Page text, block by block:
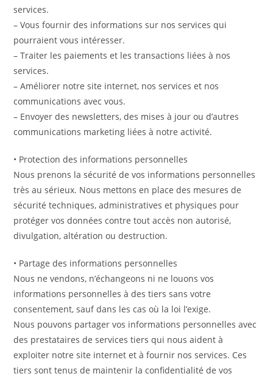
services.
– Vous fournir des informations sur nos services qui
pourraient vous intéresser.
– Traiter les paiements et les transactions liées à nos
services.
– Améliorer notre site internet, nos services et nos
communications avec vous.
– Envoyer des newsletters, des mises à jour ou d’autres
communications marketing liées à notre activité.
• Protection des informations personnelles
Nous prenons la sécurité de vos informations personnelles
très au sérieux. Nous mettons en place des mesures de
sécurité techniques, administratives et physiques pour
protéger vos données contre tout accès non autorisé,
divulgation, altération ou destruction.
• Partage des informations personnelles
Nous ne vendons, n’échangeons ni ne louons vos
informations personnelles à des tiers sans votre
consentement, sauf dans les cas où la loi l’exige.
Nous pouvons partager vos informations personnelles avec
des prestataires de services tiers qui nous aident à
exploiter notre site internet et à fournir nos services. Ces
tiers sont tenus de maintenir la confidentialité de vos